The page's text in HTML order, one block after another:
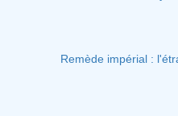
Remède impérial :